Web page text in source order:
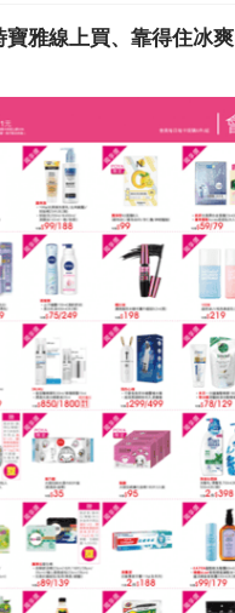
雅線上買、靠得住冰爽